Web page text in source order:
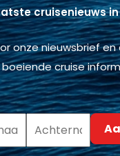
cruisenieuws
onze nieuwsbrief
cruise